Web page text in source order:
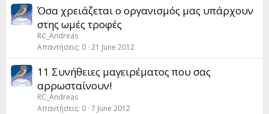
Όσα χρειάζεται ο οργανισμός μας υπάρχουν
στης ωμές τροφές
RC_Andreas
Απαντήσεις 0 21 June 2012
11 Συνήθειες μαγειρέματος που σας
αρρωσταίνουν!
RC_Andreas
Απαντήσεις 0 7 June 2012